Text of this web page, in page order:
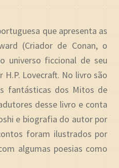
que apresenta as
(Criador de Conan, o
universo ficcional de seu
Lovecraft. No livro são
fantásticas dos Mitos de
desse livro e conta
e biografia do autor por
foram ilustrados por
algumas poesias como